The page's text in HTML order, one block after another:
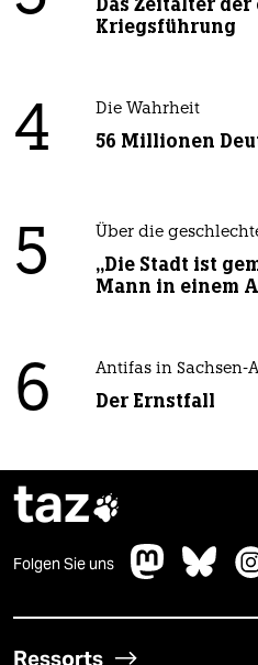
Kriegsführung
4 Die Wahrheit
56 Millionen
5 Über die
„Die Stadt ist
Mann in einem
6 Antifas in Sachsen-
Der Ernstfall
taz
Folgen Sie uns
Ressorts